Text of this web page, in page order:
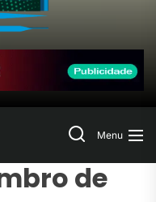
Rio
de
SearchMenu
de